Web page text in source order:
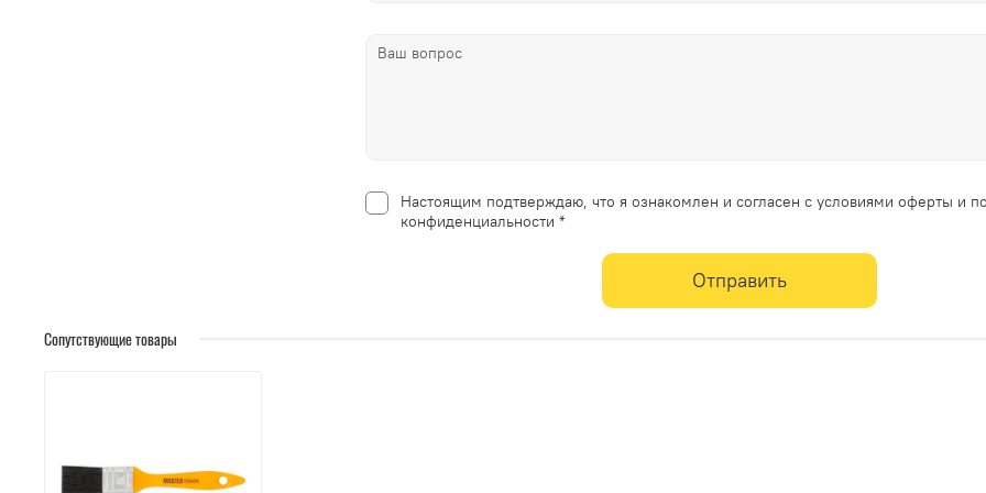
Настоящим подтверждаю, что я ознакомлен и согласен с условиями оферты и
конфиденциальности *
Отправить
Сопутствующие товары